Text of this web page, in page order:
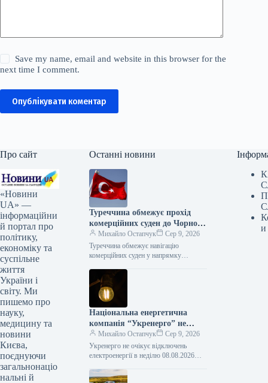
Save my name, email and website in this browser for the
next time I comment.
Опублікувати коментар
Про сайт
«Новини
UA» —
інформаційни
й портал про
політику,
економіку та
суспільне
життя
України і
світу. Ми
пишемо про
науку,
медицину та
новини
Києва,
поєднуючи
загальнонаціо
нальні й
Останні новини
Туреччина обмежує прохід
комерційних суден до Чорного
моряМихайло Остапчук
Сер 9, 2026
Туреччина обмежує навігацію
комерційних суден у напрямку
16:33 Укрінформ Туреччина накладає
обмеження на пересування
комерційних…
Національна енергетична
компанія “Укренерго” не
очікує відключень
електроенергії в неділю.
Михайло Остапчук
Сер 9, 2026
Укренерго не очікує відключень
електроенергії в неділю 08.08.2026
серпня, не передбачається обмеження
и